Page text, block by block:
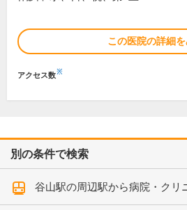
この医院の詳細
アクセス数※
別の条件で検索
谷山駅の周辺駅から病院・クリ